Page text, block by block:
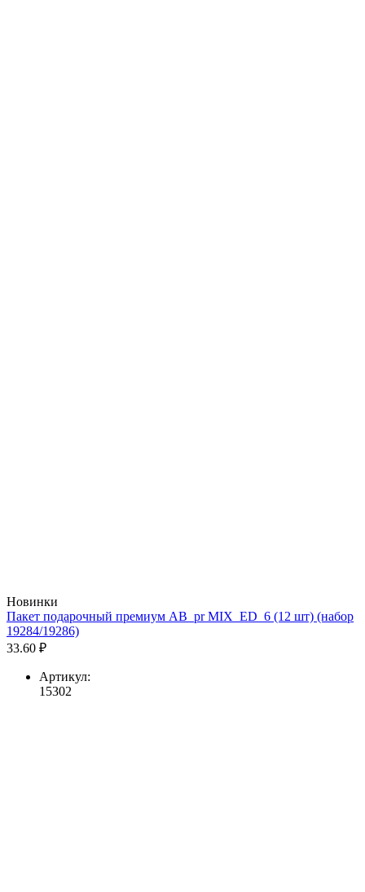
Новинки
Пакет подарочный премиум AB_pr MIX_ED_6 (12 шт) (набор
19284/19286)
33.60 ₽
Артикул:
15302